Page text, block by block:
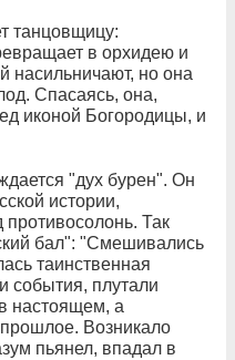
танцовщицу:
в орхидею и
насильничают, но она
Спасаясь, она,
иконой Богородицы, и
"дух бурен". Он
истории,
противосолонь. Так
бал": "Смешивались
таинственная
события, плутали
настоящем, а
Возникало
пьянел, впадал в